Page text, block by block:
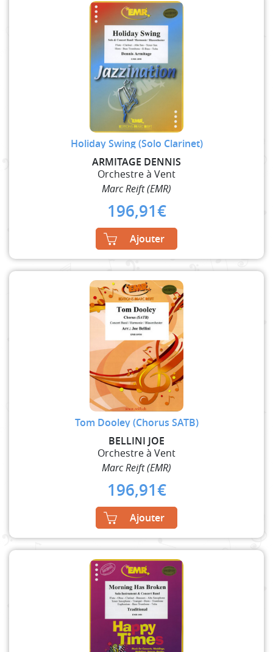
Holiday Swing (Solo Clarinet)
ARMITAGE DENNIS
Orchestre à Vent
Marc Reift (EMR)
196,91€
Ajouter
Tom Dooley (Chorus SATB)
BELLINI JOE
Orchestre à Vent
Marc Reift (EMR)
196,91€
Ajouter